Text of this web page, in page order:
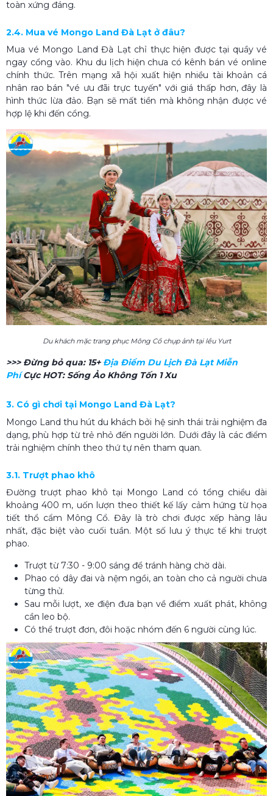
toàn xứng đáng.
2.4. Mua vé Mongo Land Đà Lạt ở đâu?
Mua vé Mongo Land Đà Lạt chỉ thực hiện được tại quầy vé
ngay cổng vào. Khu du lịch hiện chưa có kênh bán vé online
chính thức. Trên mạng xã hội xuất hiện nhiều tài khoản cá
nhân rao bán "vé ưu đãi trực tuyến" với giá thấp hơn, đây là
hình thức lừa đảo. Bạn sẽ mất tiền mà không nhận được vé
hợp lệ khi đến cổng.
Du khách mặc trang phục Mông Cổ chụp ảnh tại lều Yurt
>>> Đừng bỏ qua: 15+ Địa Điểm Du Lịch Đà Lạt Miễn
PhíCực HOT: Sống Ảo Không Tốn 1 Xu
3. Có gì chơi tại Mongo Land Đà Lạt?
Mongo Land thu hút du khách bởi hệ sinh thái trải nghiệm đa
dạng, phù hợp từ trẻ nhỏ đến người lớn. Dưới đây là các điểm
trải nghiệm chính theo thứ tự nên tham quan.
3.1. Trượt phao khô
Đường trượt phao khô tại Mongo Land có tổng chiều dài
khoảng 400 m, uốn lượn theo thiết kế lấy cảm hứng từ họa
tiết thổ cẩm Mông Cổ. Đây là trò chơi được xếp hàng lâu
nhất, đặc biệt vào cuối tuần. Một số lưu ý thực tế khi trượt
phao.
Trượt từ 7:30 - 9:00 sáng để tránh hàng chờ dài.
Phao có dây đai và nệm ngồi, an toàn cho cả người chưa
từng thử.
Sau mỗi lượt, xe điện đưa bạn về điểm xuất phát, không
cần leo bộ.
Có thể trượt đơn, đôi hoặc nhóm đến 6 người cùng lúc.